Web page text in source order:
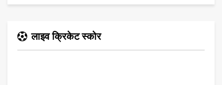
लाइव क्रिकेट स्कोर